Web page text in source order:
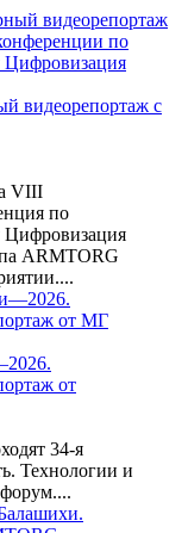
видеорепортаж с
VIII
по
Цифровизация
ARMTORG
от
34-я
Технологии и